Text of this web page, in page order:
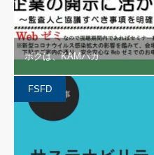
ボクは、KAMバカ
FSFD